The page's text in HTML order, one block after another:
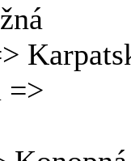
=>